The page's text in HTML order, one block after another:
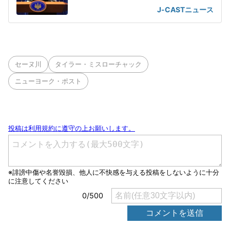
J-CASTニュース
セーヌ川 タイラー・ミスローチャック
ニューヨーク・ポスト